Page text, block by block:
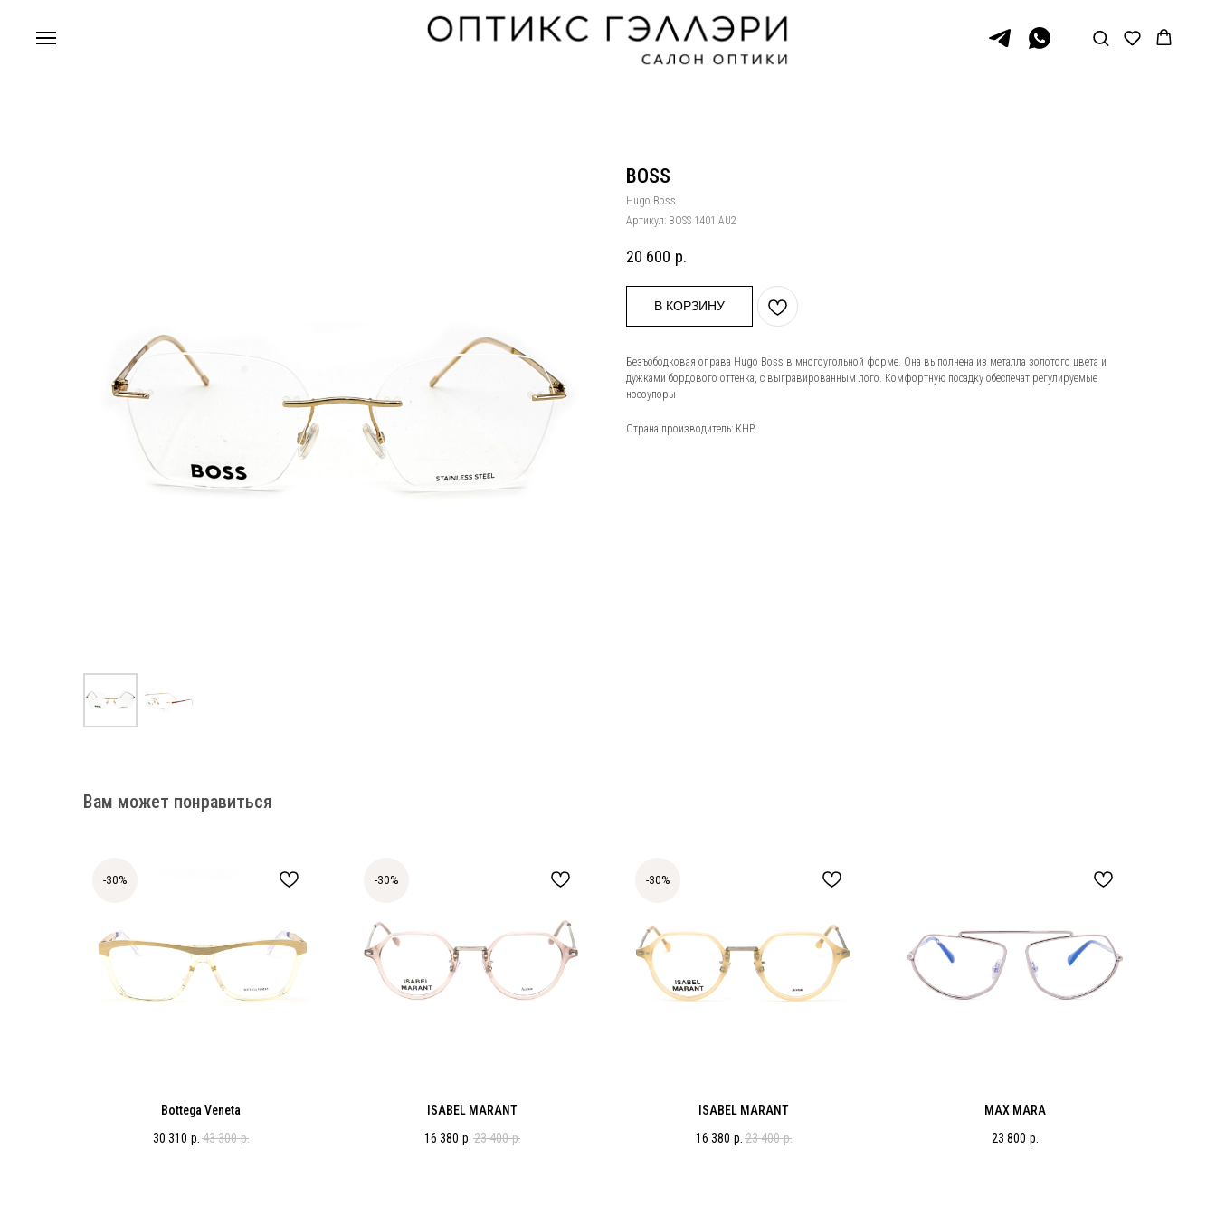
BOSS
Hugo Boss
Артикул: BOSS 1401 AU2
20 600 р.
В КОРЗИНУ
Безъободковая оправа Hugo Boss в многоугольной форме. Она выполнена из металла золотого цвета и
дужками бордового оттенка, с выгравированным лого. Комфортную посадку обеспечат регулируемые
носоупоры
Страна производитель: КНР
Вам может понравиться
-30%
Bottega Veneta
30 310 р. 43 300 р.
-30%
ISABEL MARANT
16 380 р. 23 400 р.
-30%
ISABEL MARANT
16 380 р. 23 400 р.
MAX MARA
23 800 р.